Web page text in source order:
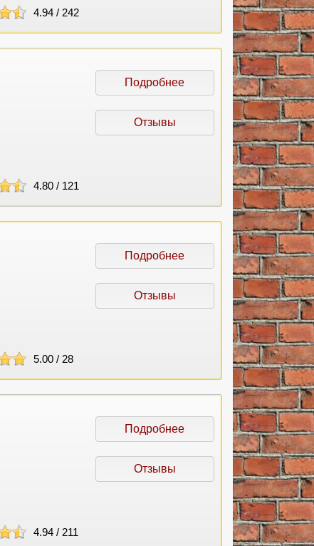
4.94/ 242
4.80/ 121
Подробнее
Отзывы
5.00/ 28
Подробнее
Отзывы
4.94/ 211
Подробнее
Отзывы